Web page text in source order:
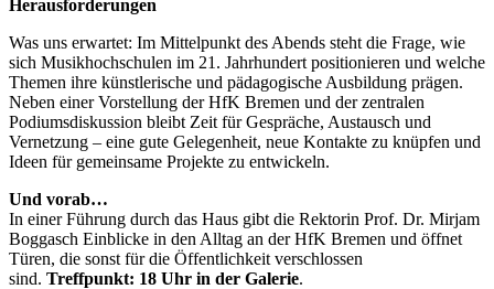
Herausforderungen
Was uns erwartet: Im Mittelpunkt des Abends steht die Frage, wie
sich Musikhochschulen im 21. Jahrhundert positionieren und welche
Themen ihre künstlerische und pädagogische Ausbildung prägen.
Neben einer Vorstellung der HfK Bremen und der zentralen
Podiumsdiskussion bleibt Zeit für Gespräche, Austausch und
Vernetzung – eine gute Gelegenheit, neue Kontakte zu knüpfen und
Ideen für gemeinsame Projekte zu entwickeln.
Und vorab…
In einer Führung durch das Haus gibt die Rektorin Prof. Dr. Mirjam
Boggasch Einblicke in den Alltag an der HfK Bremen und öffnet
Türen, die sonst für die Öffentlichkeit verschlossen
sind. Treffpunkt: 18 Uhr in der Galerie.